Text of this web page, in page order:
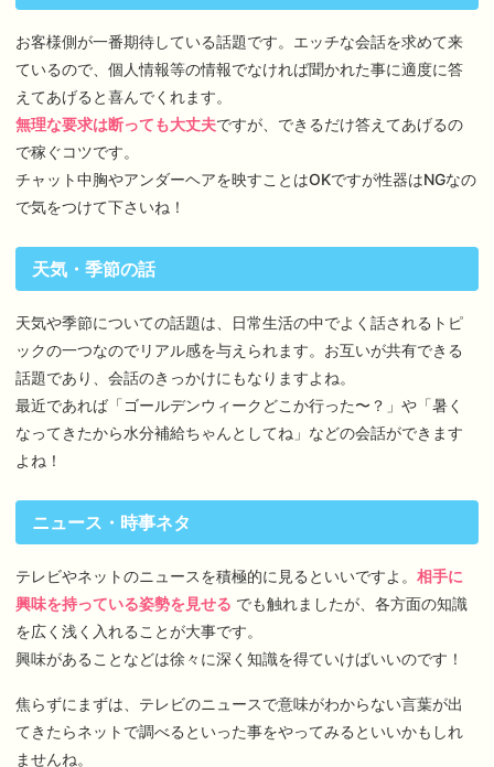
お客様側が一番期待している話題です。エッチな会話を求めて来
ているので、個人情報等の情報でなければ聞かれた事に適度に答
えてあげると喜んでくれます。
無理な要求は断っても大丈夫ですが、できるだけ答えてあげるの
で稼ぐコツです。
チャット中胸やアンダーヘアを映すことはOKですが性器はNGなの
で気をつけて下さいね！
天気・季節の話
天気や季節についての話題は、日常生活の中でよく話されるトピ
ックの一つなのでリアル感を与えられます。お互いが共有できる
話題であり、会話のきっかけにもなりますよね。
最近であれば「ゴールデンウィークどこか行った〜？」や「暑く
なってきたから水分補給ちゃんとしてね」などの会話ができます
よね！
ニュース・時事ネタ
テレビやネットのニュースを積極的に見るといいですよ。相手に
興味を持っている姿勢を見せる でも触れましたが、各方面の知識
を広く浅く入れることが大事です。
興味があることなどは徐々に深く知識を得ていけばいいのです！
焦らずにまずは、テレビのニュースで意味がわからない言葉が出
てきたらネットで調べるといった事をやってみるといいかもしれ
ませんね。